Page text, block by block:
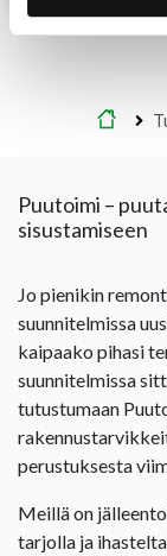
Puutoimi –
sisustamiseen
Jo pienikin
suunnitelmissa
kaipaako pihasi
suunnitelmissa
tutustumaan
perustuksesta
Meillä on
tarjolla ja